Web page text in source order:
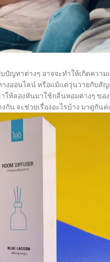
หาต่างๆ อาจจะทำให้เกิดความ
งออนไลน์ หรือแม้แต่วุ่นวายกับสั
ห้ลองหันมาใช้กลิ่นหอมต่างๆ ขอ
น จะช่วยเรื่องอะไรบ้าง มาดูกันค่